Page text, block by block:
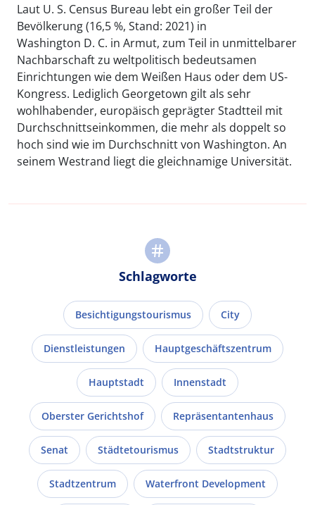
Laut U. S. Census Bureau lebt ein großer Teil der
Bevölkerung (16,5 %, Stand: 2021) in
Washington D. C. in Armut, zum Teil in unmittelbarer
Nachbarschaft zu weltpolitisch bedeutsamen
Einrichtungen wie dem Weißen Haus oder dem US-
Kongress. Lediglich Georgetown gilt als sehr
wohlhabender, europäisch geprägter Stadtteil mit
Durchschnittseinkommen, die mehr als doppelt so
hoch sind wie im Durchschnitt von Washington. An
seinem Westrand liegt die gleichnamige Universität.
Schlagworte
Besichtigungstourismus City
Dienstleistungen Hauptgeschäftszentrum
Hauptstadt Innenstadt
Oberster Gerichtshof Repräsentantenhaus
Senat Städtetourismus Stadtstruktur
Stadtzentrum Waterfront Development